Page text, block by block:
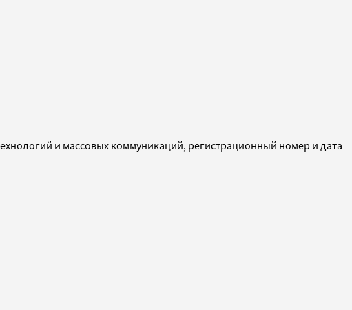
и массовых коммуникаций, регистрационный номер и дата